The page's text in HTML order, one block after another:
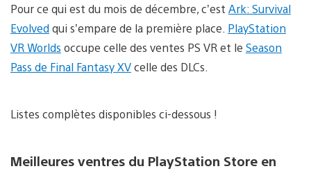
Pour ce qui est du mois de décembre, c’est Ark: Survival
Evolved qui s’empare de la première place. PlayStation
VR Worlds occupe celle des ventes PS VR et le Season
Pass de Final Fantasy XVcelle des DLCs.
Listes complètes disponibles ci-dessous !
Meilleures ventres du PlayStation Store en